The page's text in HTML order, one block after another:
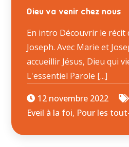
Dieu va venir chez nous
En intro Découvrir le récit
Joseph. Avec Marie et
accueillir Jésus, Dieu qui
L'essentiel Parole [...]
12 novembre 2022
Eveil à la foi, Pour les